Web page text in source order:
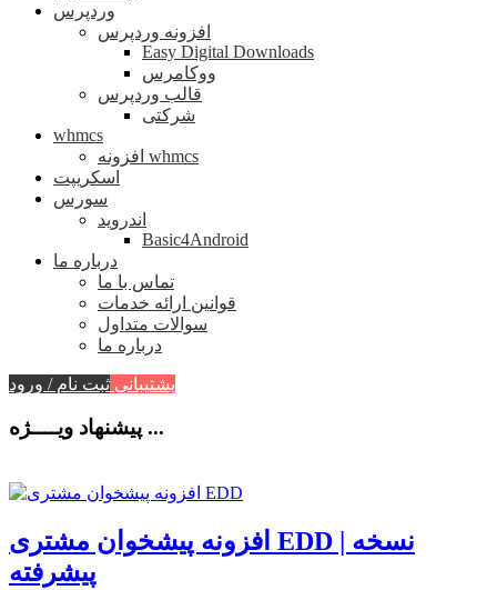
وردپرس
افزونه وردپرس
Easy Digital Downloads
ووکامرس
قالب وردپرس
شرکتی
whmcs
افزونه whmcs
اسکریپت
سورس
اندروید
Basic4Android
درباره ما
تماس با ما
قوانین ارائه خدمات
سوالات متداول
درباره ما
پشتیبانی ثبت نام / ورود
پیشنهاد ویــــژه ...
افزونه پیشخوان مشتری EDD | نسخه
پیشرفته